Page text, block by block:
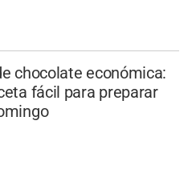
chocolate económica:
fácil para preparar